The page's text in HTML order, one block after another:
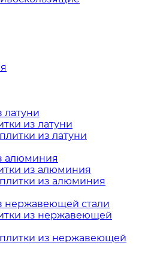
латуни
из латуни
из латуни
алюминия
из алюминия
из алюминия
нержавеющей стали
из нержавеющей
из нержавеющей